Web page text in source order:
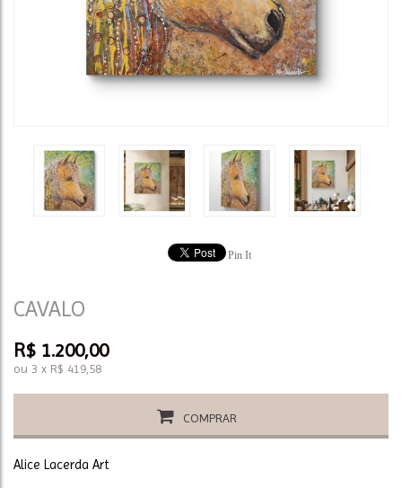
Pin It
CAVALO
R$ 1.200,00
ou 3 x R$ 419,58
COMPRAR
Alice Lacerda Art